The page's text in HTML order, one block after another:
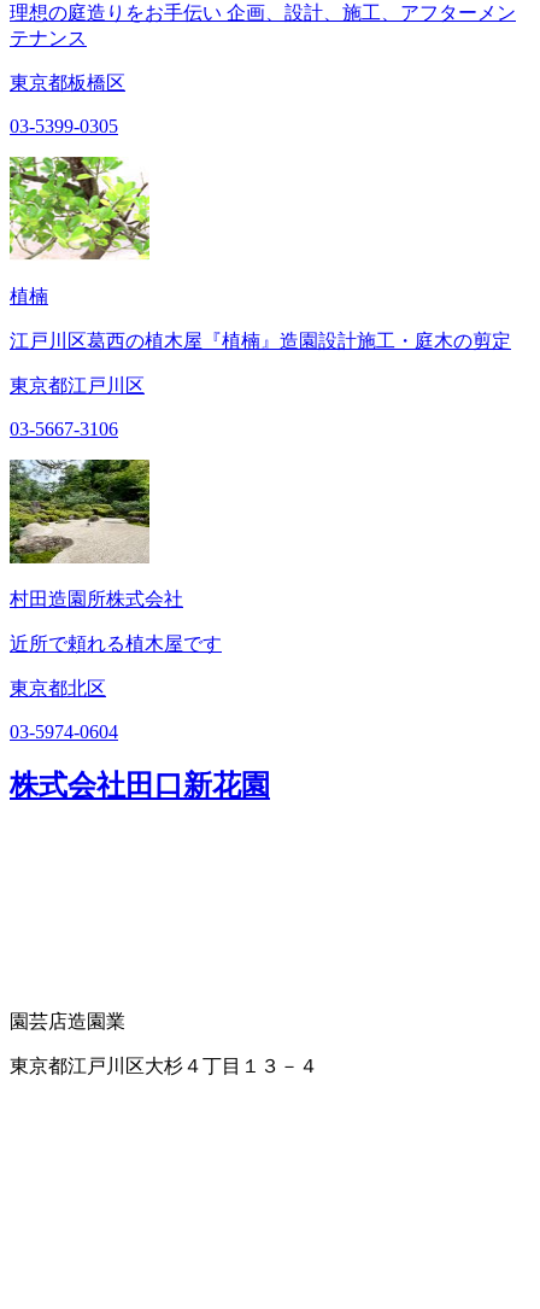
理想の庭造りをお手伝い 企画、設計、施工、アフターメン
テナンス
東京都板橋区
03-5399-0305
植楠
江戸川区葛西の植木屋『植楠』造園設計施工・庭木の剪定
東京都江戸川区
03-5667-3106
村田造園所株式会社
近所で頼れる植木屋です
東京都北区
03-5974-0604
株式会社田口新花園
園芸店造園業
東京都江戸川区大杉４丁目１３－４